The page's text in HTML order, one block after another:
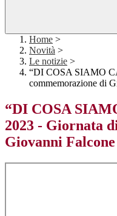
Home >
Novità >
Le notizie >
“DI COSA SIAMO
commemorazione di
“DI COSA
2023 - Giornata
Giovanni Falcone